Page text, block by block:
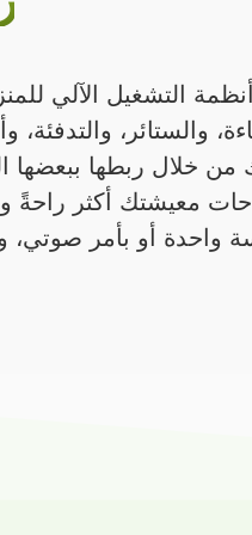
التشغيل الآلي
والستائر،
معيشتك أكثر راحةً
واحدة أو بأمر صوتي،